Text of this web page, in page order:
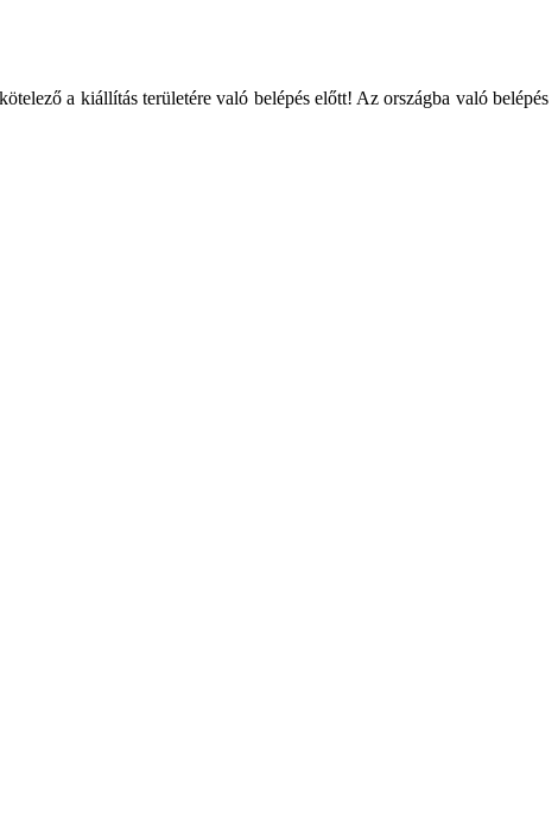
a kiállítás területére való belépés előtt! Az országba való belépés